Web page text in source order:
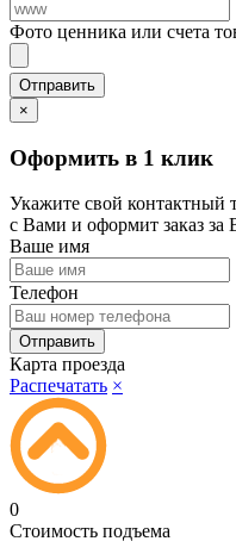
Фото ценника или счета
×
Оформить в 1 клик
Укажите свой контактный
с Вами и оформит заказ за
Ваше имя
Телефон
Карта проезда
Распечатать ×
0
Стоимость подъема